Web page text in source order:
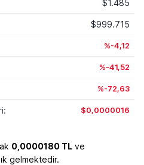
$1.485
$999.715
%-4,12
%-41,52
%-72,63
$0,0000016
0,0000180 TL ve
gelmektedir.